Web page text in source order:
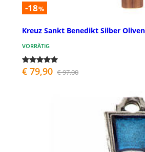
-18%
Kreuz Sankt Benedikt Silber
VORRÄTIG
€ 79,90 € 97,00